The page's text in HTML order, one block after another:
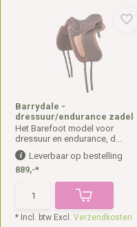
Barrydale -
dressuur/endurance zadel
Het Barefoot model voor
dressuur en endurance, d...
Leverbaar op bestelling
889,-*
* Incl. btw Excl.Verzendkosten